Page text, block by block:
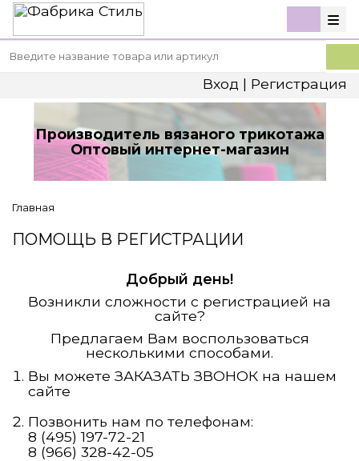
Вход | Регистрация
Производитель вязаного трикотажа
Оптовый интернет-магазин
Главная
ПОМОЩЬ В РЕГИСТРАЦИИ
Добрый день!
Возникли сложности с регистрацией на
сайте?
Предлагаем Вам воспользоваться
несколькими способами.
Вы можете ЗАКАЗАТЬ ЗВОНОК на нашем
сайте
Позвонить нам по телефонам:
8 (495) 197-72-21
8 (966) 328-42-05